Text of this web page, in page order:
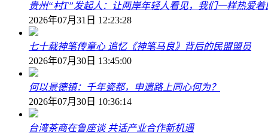
贵州“村T”发起人：让两岸年轻人看见，我们一样热爱着
2026年07月31日 12:23:28
七十载神笔传童心 追忆《神笔马良》背后的民盟盟员
2026年07月30日 13:45:00
何以景德镇：千年瓷都，申遗路上同心何为？
2026年07月30日 10:36:14
台湾茶商在鲁座谈 共话产业合作新机遇